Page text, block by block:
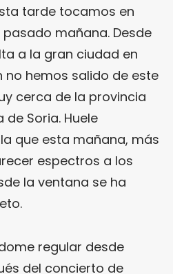
tarde tocamos en
mañana. Desde
a la gran ciudad en
no hemos salido de este
cerca de la provincia
Soria. Huele
que esta mañana, más
espectros a los
la ventana se ha
regular desde
del concierto de